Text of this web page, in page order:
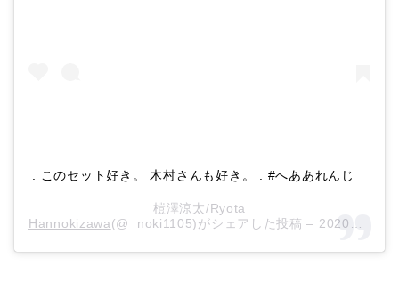
. このセット好き。 木村さんも好き。 . #へああれんじ
榿澤涼太/Ryota
Hannokizawa(@_noki1105)がシェアした投稿 – 2020年 4月月11日午前1時12分PDT